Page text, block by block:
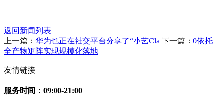
返回新闻列表
上一篇： 华为也正在社交平台分享了“小艺Cla 下一篇： 0依托
全产物矩阵实现规模化落地
友情链接
服务时间：09:00-21:00